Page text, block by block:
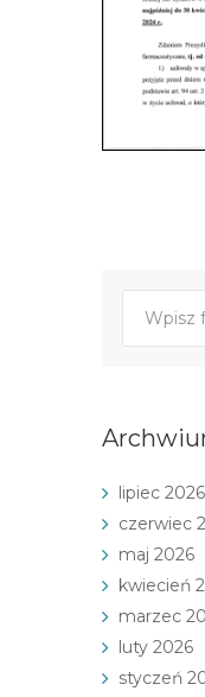
lipiec 2026
czerwiec
maj 2026
kwiecień
marzec
luty 2026
styczeń